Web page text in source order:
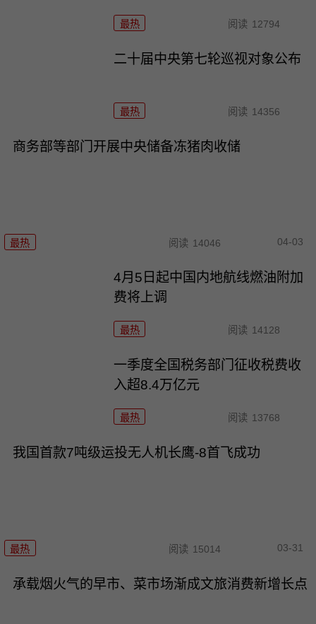
最热 阅读 12794
二十届中央第七轮巡视对象公布
最热 阅读 14356
商务部等部门开展中央储备冻猪肉收储
最热 阅读 14046 04-03
4月5日起中国内地航线燃油附加
费将上调
最热 阅读 14128
一季度全国税务部门征收税费收
入超8.4万亿元
最热 阅读 13768
我国首款7吨级运投无人机长鹰-8首飞成功
最热 阅读 15014 03-31
承载烟火气的早市、菜市场渐成文旅消费新增长点